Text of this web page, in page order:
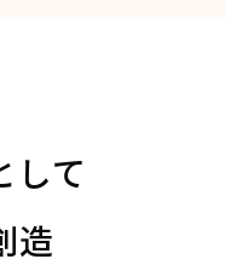
して
造